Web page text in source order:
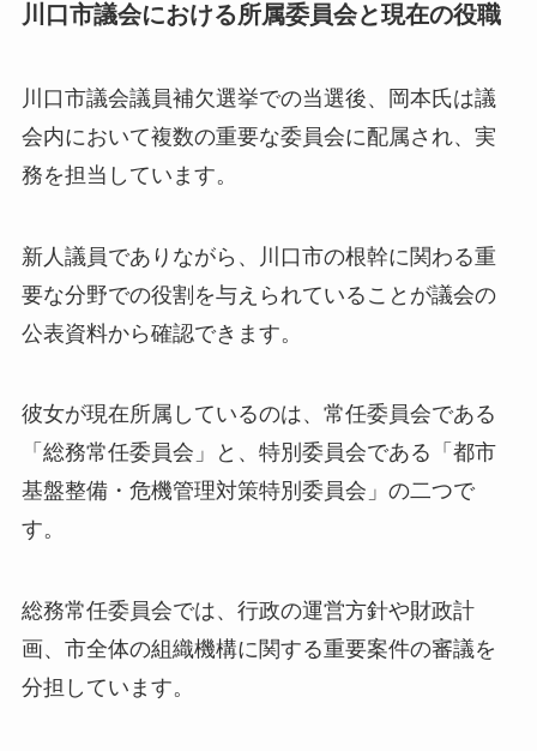
川口市議会における所属委員会と現在の役職
川口市議会議員補欠選挙での当選後、岡本氏は議
会内において複数の重要な委員会に配属され、実
務を担当しています。
新人議員でありながら、川口市の根幹に関わる重
要な分野での役割を与えられていることが議会の
公表資料から確認できます。
彼女が現在所属しているのは、常任委員会である
「総務常任委員会」と、特別委員会である「都市
基盤整備・危機管理対策特別委員会」の二つで
す。
総務常任委員会では、行政の運営方針や財政計
画、市全体の組織機構に関する重要案件の審議を
分担しています。